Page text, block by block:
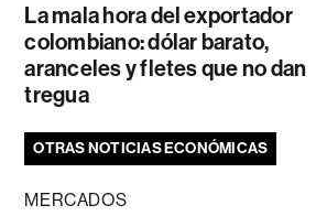
La mala hora del exportador
colombiano: dólar barato,
aranceles y fletes que no dan
tregua
OTRAS NOTICIAS ECONÓMICAS
MERCADOS